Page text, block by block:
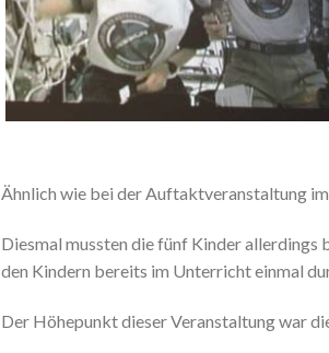
Ähnlich wie bei der Auftaktveranstaltung
Diesmal mussten die fünf Kinder allerdings
den Kindern bereits im Unterricht einmal
Der Höhepunkt dieser Veranstaltung war